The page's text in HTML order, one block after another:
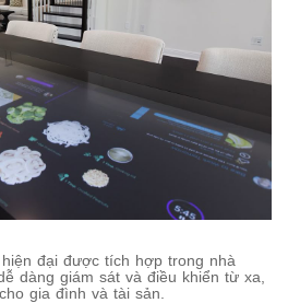
đại được tích hợp trong nhà
dàng giám sát và điều khiển từ xa,
gia đình và tài sản.